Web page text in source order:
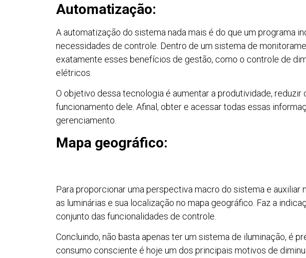
Automatização:
A automatização do sistema nada mais é do que um programa
necessidades de controle. Dentro de um sistema de
exatamente esses benefícios de gestão, como o controle de
elétricos.
O objetivo dessa tecnologia é aumentar a produtividade,
funcionamento dele. Afinal, obter e acessar todas essas
gerenciamento.
Mapa geográfico:
Para proporcionar uma perspectiva macro do sistema e
as luminárias e sua localização no mapa geográfico. Faz a
conjunto das funcionalidades de controle.
Concluindo, não basta apenas ter um sistema de iluminação, é
consumo consciente é hoje um dos principais motivos de